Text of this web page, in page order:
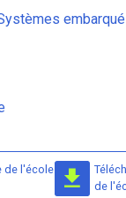
de l'école
de